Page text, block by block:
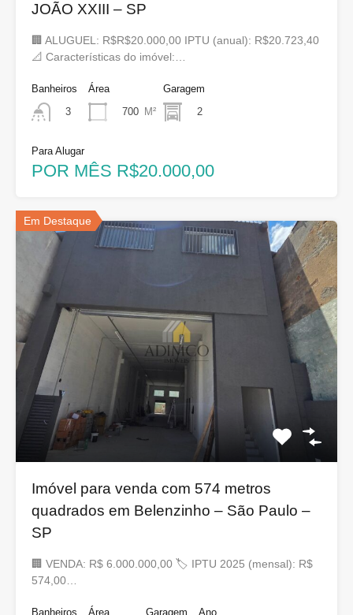
JOÃO XXIII – SP
🏢 ALUGUEL: R$R$20.000,00 IPTU (anual): R$20.723,40
📐 Características do imóvel:…
Banheiros
3
Área
700 M²
Garagem
2
Para Alugar
POR MÊS R$20.000,00
Em Destaque
Imóvel para venda com 574 metros
quadrados em Belenzinho – São Paulo –
SP
🏢 VENDA: R$ 6.000.000,00 🏷 IPTU 2025 (mensal): R$
574,00…
Banheiros Área Garagem Ano